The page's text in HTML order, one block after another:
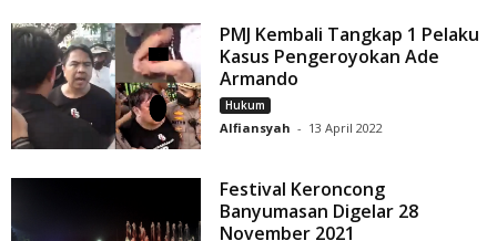
PMJ Kembali Tangkap 1 Pelaku
Kasus Pengeroyokan Ade
Armando
Hukum
Alfiansyah - 13 April 2022
Festival Keroncong
Banyumasan Digelar 28
November 2021